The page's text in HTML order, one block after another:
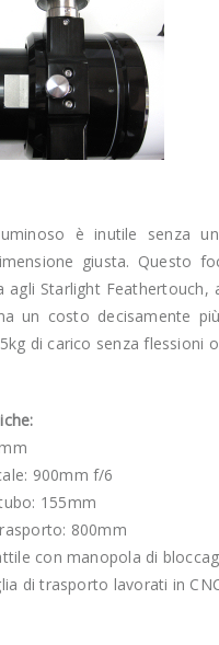
è inutile senza
giusta. Questo
agli Starlight Feathertouch,
un costo decisamente
di carico senza flessioni
900mm f/6
155mm
800mm
con manopola di
di trasporto lavorati in